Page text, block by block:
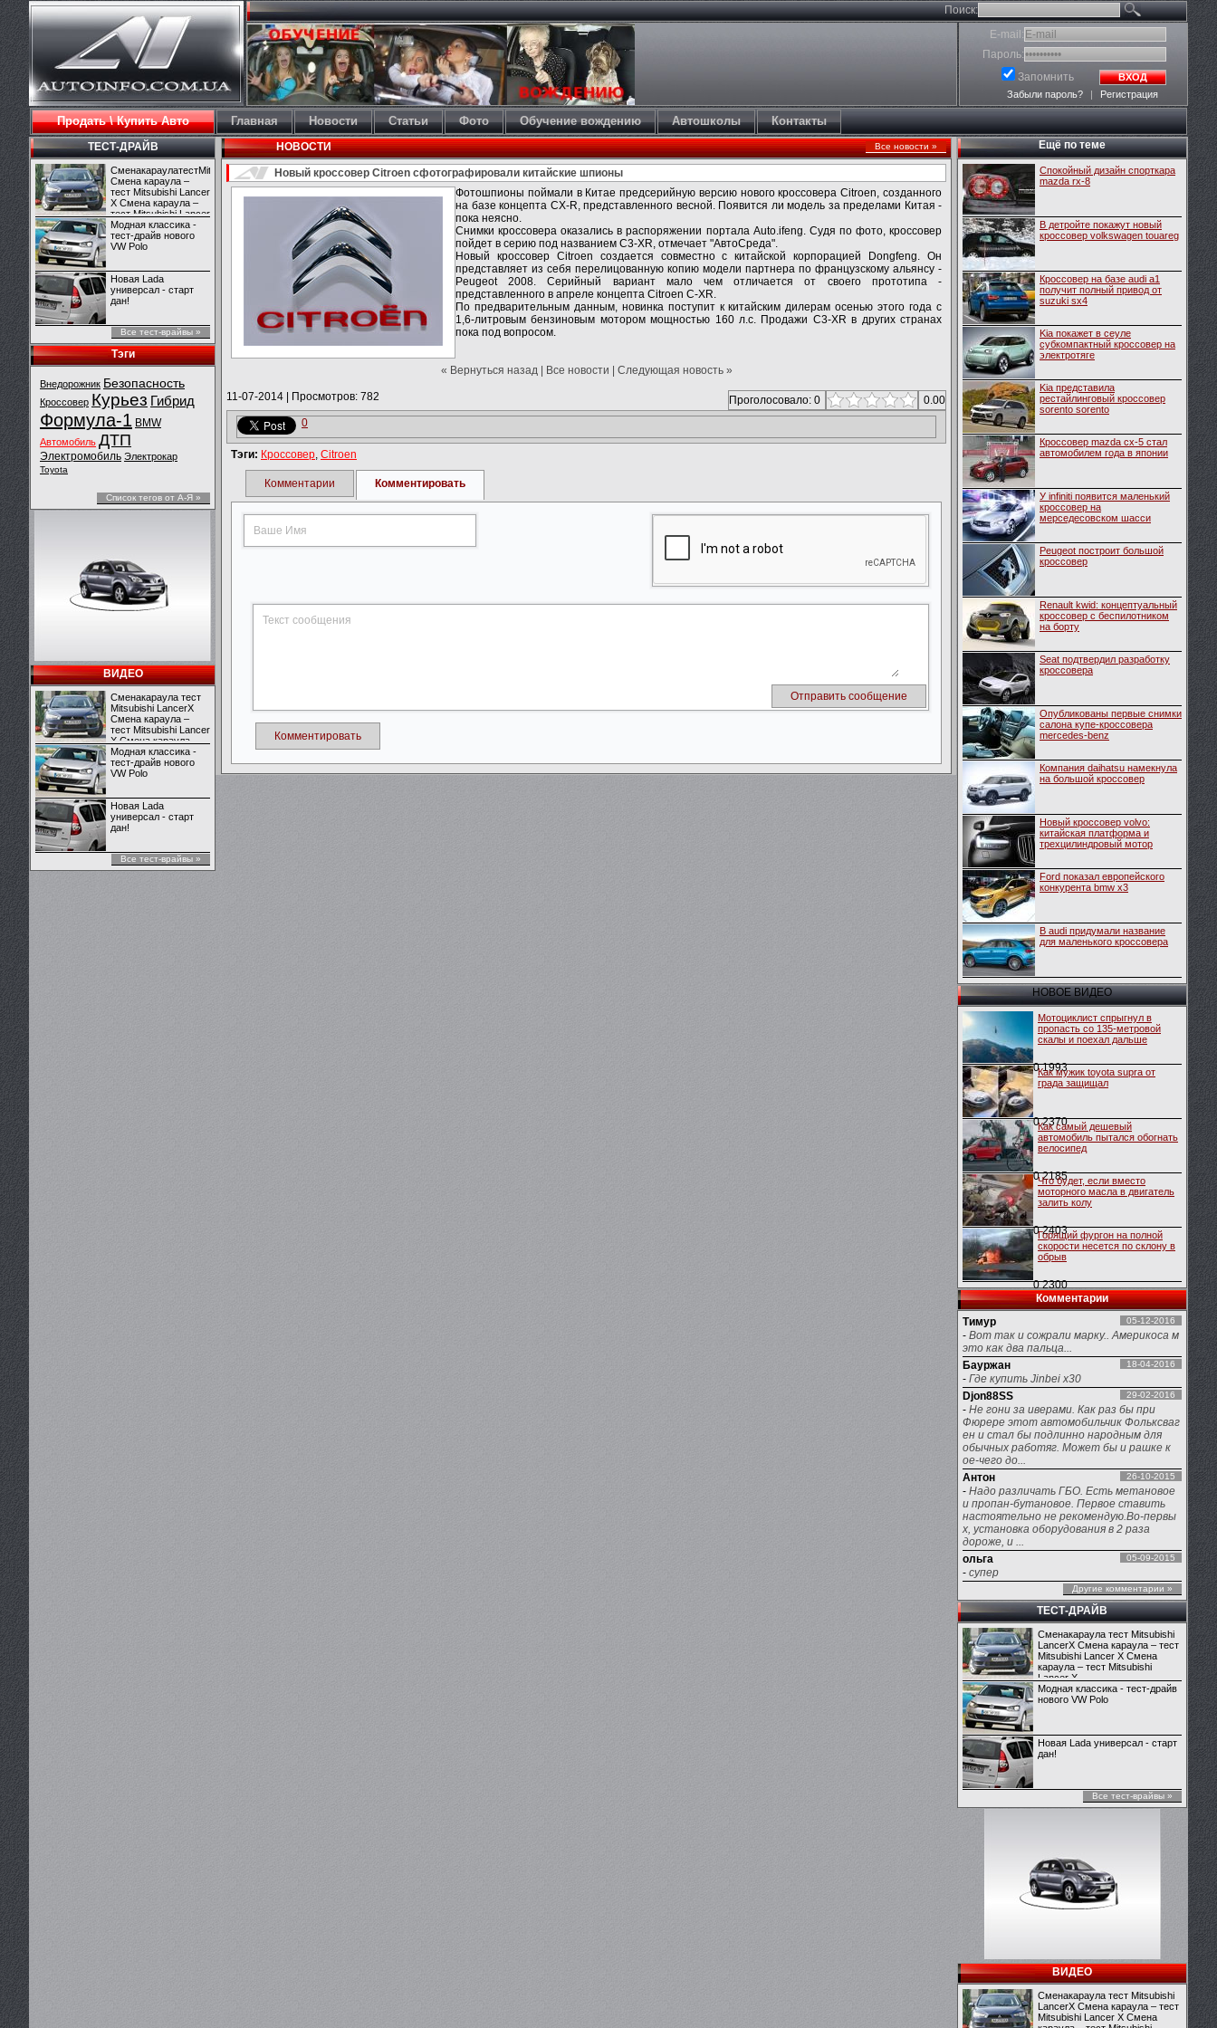
Поиск:
E-mail:
Пароль:
Запомнить
ВХОД
Забыли пароль?
| Регистрация
Продать \ Купить Авто Главная Новости Статьи Фото Обучение вождению Автошколы Контакты
ТЕСТ-ДРАЙВ
СменакараулатестMitsubishiLancerX
Смена караула –
тест Mitsubishi Lancer
X Смена караула –
тест Mitsubishi Lancer
X
Модная классика -
тест-драйв нового
VW Polo
Новая Lada
универсал - старт
дан!
Все тест-врайвы »
Тэги
Внедорожник Безопасность
Кроссовер Курьез Гибрид
Формула-1 BMW
Автомобиль ДТП
Электромобиль Электрокар
Toyota
Список тегов от А-Я »
ВИДЕО
Сменакараула тест
Mitsubishi LancerX
Смена караула –
тест Mitsubishi Lancer
X Смена караула –
тест Mitsubishi Lancer
X
Модная классика -
тест-драйв нового
VW Polo
Новая Lada
универсал - старт
дан!
Все тест-врайвы »
НОВОСТИ Все новости »
Новый кроссовер Citroen сфотографировали китайские шпионы
Фотошпионы поймали в Китае предсерийную версию нового кроссовера Citroen, созданного
на базе концепта CX-R, представленного весной. Появится ли модель за пределами Китая -
пока неясно.
Снимки кроссовера оказались в распоряжении портала Auto.ifeng. Судя по фото, кроссовер
пойдет в серию под названием C3-XR, отмечает "АвтоСреда".
Новый кроссовер Citroen создается совместно с китайской корпорацией Dongfeng. Он
представляет из себя перелицованную копию модели партнера по французскому альянсу -
Peugeot 2008. Серийный вариант мало чем отличается от своего прототипа -
представленного в апреле концепта Citroen C-XR.
По предварительным данным, новинка поступит к китайским дилерам осенью этого года с
1,6-литровым бензиновым мотором мощностью 160 л.с. Продажи C3-XR в других странах
пока под вопросом.
« Вернуться назад| Все новости Следующая новость »
11-07-2014 Просмотров: 782 Проголосовало: 0
0.00
0
Тэги: Кроссовер, Citroen
Комментарии Комментировать
Комментировать
Ещё по теме
Спокойный дизайн спорткара
mazda rx-8
В детройте покажут новый
кроссовер volkswagen touareg
Кроссовер на базе audi a1
получит полный привод от
suzuki sx4
Kia покажет в сеуле
cубкомпактный кроссовер на
электротяге
Kia представила
рестайлинговый кроссовер
sorento sorento
Кроссовер mazda cx-5 стал
автомобилем года в японии
У infiniti появится маленький
кроссовер на
мерседесовском шасси
Peugeot построит большой
кроссовер
Renault kwid: концептуальный
кроссовер с беспилотником
на борту
Seat подтвердил разработку
кроссовера
Опубликованы первые снимки
салона купе-кроссовера
mercedes-benz
Компания daihatsu намекнула
на большой кроссовер
Новый кроссовер volvo:
китайская платформа и
трехцилиндровый мотор
Ford показал европейского
конкурента bmw x3
В audi придумали название
для маленького кроссовера
НОВОЕ ВИДЕО
Мотоциклист спрыгнул в
пропасть со 135-метровой
скалы и поехал дальше
0 1993
Как мужик toyota supra от
града защищал
0 2370
Как самый дешевый
автомобиль пытался обогнать
велосипед
0 2185
Что будет, если вместо
моторного масла в двигатель
залить колу
0 2403
Горящий фургон на полной
скорости несется по склону в
обрыв
0 2300
Комментарии
Тимур
05-12-2016
- Вот так и сожрали марку.. Америкоса м
это как два пальца...
Бауржан
18-04-2016
- Где купить Jinbei x30
Djon88SS
29-02-2016
- Не гони за иверами. Как раз бы при
Фюрере этот автомобильчик Фольксваг
ен и стал бы подлинно народным для
обычных работяг. Может бы и рашке к
ое-чего до...
Антон
26-10-2015
- Надо различать ГБО. Есть метановое
и пропан-бутановое. Первое ставить
настоятельно не рекомендую.Во-первы
х, установка оборудования в 2 раза
дороже, и ...
ольга
05-09-2015
- супер
Другие комментарии »
ТЕСТ-ДРАЙВ
Сменакараула тест Mitsubishi
LancerX Смена караула – тест
Mitsubishi Lancer X Смена
караула – тест Mitsubishi
Lancer X
Модная классика - тест-драйв
нового VW Polo
Новая Lada универсал - старт
дан!
Все тест-врайвы »
ВИДЕО
Сменакараула тест Mitsubishi
LancerX Смена караула – тест
Mitsubishi Lancer X Смена